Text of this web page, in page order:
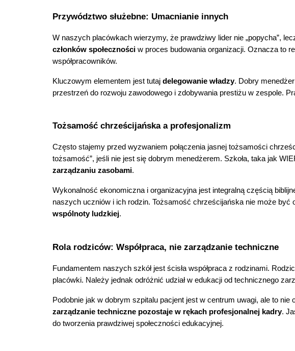
Przywództwo służebne: Umacnianie innych
W naszych placówkach wierzymy, że prawdziwy lider nie „popycha”,
członków społecznościw proces budowania organizacji. Oznacza to
współpracowników.
Kluczowym elementem jest tutaj delegowanie władzy. Dobry
przestrzeń do rozwoju zawodowego i zdobywania prestiżu w zespole.
Tożsamość chrześcijańska a profesjonalizm
Często stajemy przed wyzwaniem połączenia jasnej tożsamości
tożsamość”, jeśli nie jest się dobrym menedżerem. Szkoła, taka jak
zarządzaniu zasobami.
Wykonalność ekonomiczna i organizacyjna jest integralną częścią
naszych uczniów i ich rodzin. Tożsamość chrześcijańska nie może
wspólnoty ludzkiej.
Rola rodziców: Współpraca, nie zarządzanie techniczne
Fundamentem naszych szkół jest ścisła współpraca z rodzinami.
placówki. Należy jednak odróżnić udział w edukacji od technicznego
Podobnie jak w dobrym szpitalu pacjent jest w centrum uwagi, ale to nie
zarządzanie techniczne pozostaje w rękach profesjonalnej kadry.
do tworzenia prawdziwej społeczności edukacyjnej.